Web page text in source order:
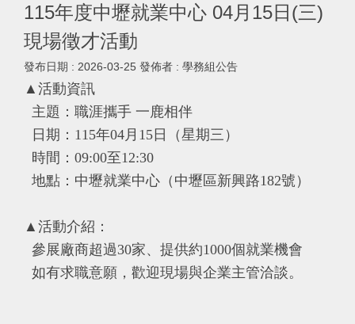
115年度中壢就業中心 04月15日(三)
現場徵才活動
發布日期 : 2026-03-25 發佈者 : 學務組公告
▲活動資訊
主題：職涯攜手 一鹿相伴
日期：115年04月15日（星期三）
時間：09:00至12:30
地點：中壢就業中心（中壢區新興路182號）
▲活動介紹：
參展廠商超過30家、提供約1000個就業機會
如有求職意願，歡迎現場與企業主管洽談。